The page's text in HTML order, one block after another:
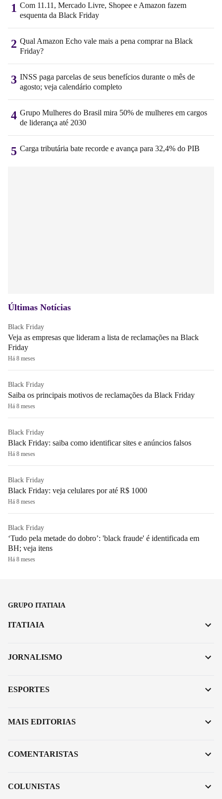
1 Com 11.11, Mercado Livre, Shopee e Amazon fazem
esquenta da Black Friday
2 Qual Amazon Echo vale mais a pena comprar na Black
Friday?
3 INSS paga parcelas de seus benefícios durante o mês de
agosto; veja calendário completo
4 Grupo Mulheres do Brasil mira 50% de mulheres em cargos
de liderança até 2030
5 Carga tributária bate recorde e avança para 32,4% do PIB
Últimas Notícias
Black Friday
Veja as empresas que lideram a lista de reclamações na Black
Friday
Há 8 meses
Black Friday
Saiba os principais motivos de reclamações da Black Friday
Há 8 meses
Black Friday
Black Friday: saiba como identificar sites e anúncios falsos
Há 8 meses
Black Friday
Black Friday: veja celulares por até R$ 1000
Há 8 meses
Black Friday
‘Tudo pela metade do dobro’: 'black fraude' é identificada em
BH; veja itens
Há 8 meses
GRUPO ITATIAIA
ITATIAIA
JORNALISMO
ESPORTES
MAIS EDITORIAS
COMENTARISTAS
COLUNISTAS